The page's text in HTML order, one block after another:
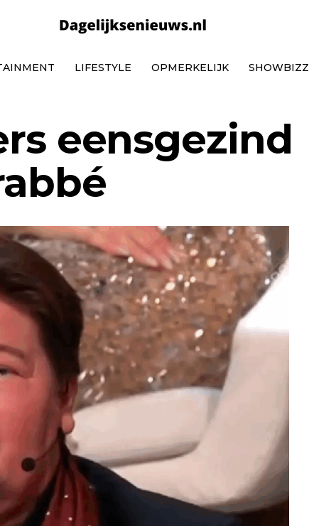
LIFESTYLE OPMERKELIJK SHOWBIZZ
eensgezind